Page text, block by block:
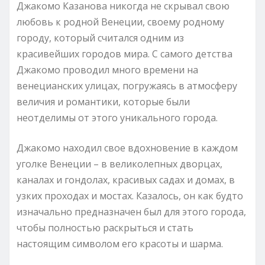
Джакомо Казанова никогда не скрывал свою
любовь к родной Венеции, своему родному
городу, который считался одним из
красивейших городов мира. С самого детства
Джакомо проводил много времени на
венецианских улицах, погружаясь в атмосферу
величия и романтики, которые были
неотделимы от этого уникального города.
Джакомо находил свое вдохновение в каждом
уголке Венеции – в великолепных дворцах,
каналах и гондолах, красивых садах и домах, в
узких проходах и мостах. Казалось, он как будто
изначально предназначен был для этого города,
чтобы полностью раскрыться и стать
настоящим символом его красоты и шарма.